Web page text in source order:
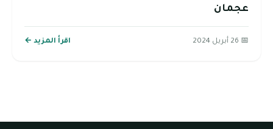
عجمان
📅 26 أبريل 2024 اقرأ المزيد ←